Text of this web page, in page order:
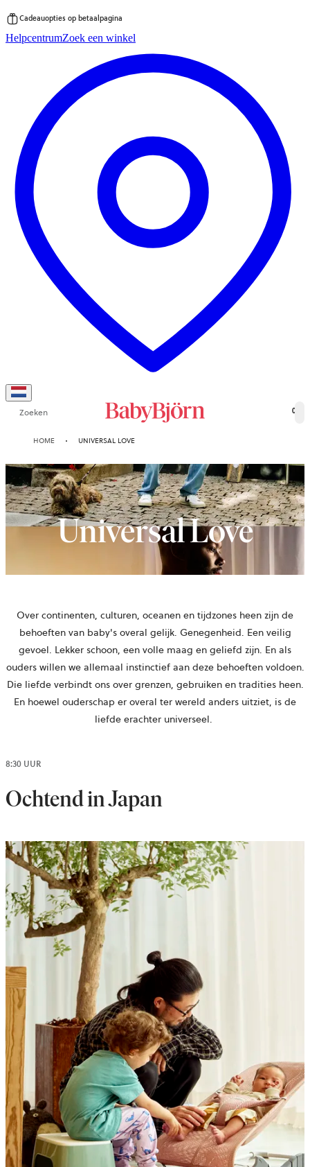
direct
Cadeauopties op betaalpagina
HelpcentrumZoek een winkel
Zoeken 0
HOME UNIVERSAL LOVE
Universal Love
Over continenten, culturen, oceanen en tijdzones heen zijn de
behoeften van baby's overal gelijk. Genegenheid. Een veilig
gevoel. Lekker schoon, een volle maag en geliefd zijn. En als
ouders willen we allemaal instinctief aan deze behoeften voldoen.
Die liefde verbindt ons over grenzen, gebruiken en tradities heen.
En hoewel ouderschap er overal ter wereld anders uitziet, is de
liefde erachter universeel. ​
8:30 UUR
Ochtend in Japan